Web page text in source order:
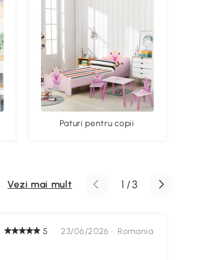
Paturi pentru copii
Vezi mai mult 1 /3
5 23/06/2026 · Romania